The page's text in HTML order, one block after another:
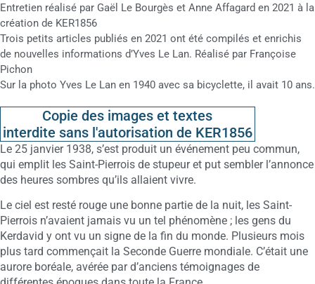
Entretien réalisé par Gaël Le Bourgès et Anne Affagard en 2021 à la
création de KER1856
Trois petits articles publiés en 2021 ont été compilés et enrichis
de nouvelles informations d’Yves Le Lan. Réalisé par Françoise
Pichon
Sur la photo Yves Le Lan en 1940 avec sa bicyclette, il avait 10 ans.
Copie des images et textes
interdite sans l'autorisation de KER1856
Le 25 janvier 1938, s’est produit un événement peu commun,
qui emplit les Saint-Pierrois de stupeur et put sembler l’annonce
des heures sombres qu’ils allaient vivre.
Le ciel est resté rouge une bonne partie de la nuit, les Saint-
Pierrois n’avaient jamais vu un tel phénomène ; les gens du
Kerdavid y ont vu un signe de la fin du monde. Plusieurs mois
plus tard commençait la Seconde Guerre mondiale. C’était une
aurore boréale, avérée par d’anciens témoignages de